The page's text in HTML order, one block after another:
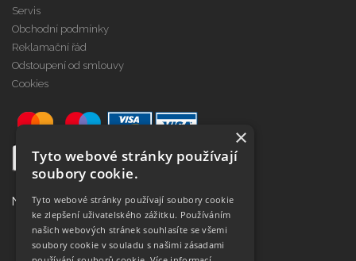
Servis
Obchodní podmínky
Reklamační řád
Odstoupení od smlouvy
Cookies
Najdete nás na
×
Tyto webové stránky používají
soubory cookie.
Tyto webové stránky používají soubory cookie
ke zlepšení uživatelského zážitku. Používáním
našich webových stránek souhlasíte se všemi
soubory cookie v souladu s našimi zásadami